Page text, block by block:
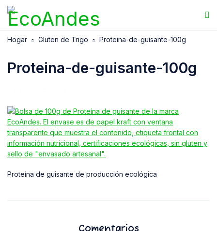
Hogar Gluten de Trigo Proteina-de-guisante-100g
Proteina-de-guisante-100g
Proteína de guisante de producción ecológica